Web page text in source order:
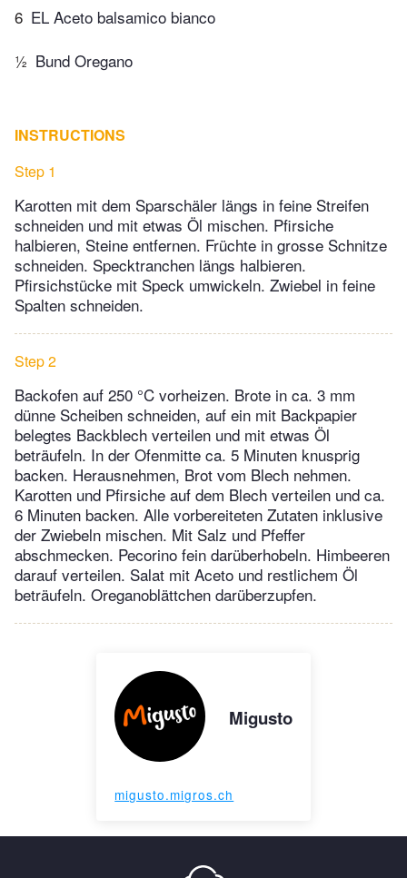
6 EL Aceto balsamico bianco
½ Bund Oregano
INSTRUCTIONS
Step 1
Karotten mit dem Sparschäler längs in feine Streifen
schneiden und mit etwas Öl mischen. Pfirsiche
halbieren, Steine entfernen. Früchte in grosse Schnitze
schneiden. Specktranchen längs halbieren.
Pfirsichstücke mit Speck umwickeln. Zwiebel in feine
Spalten schneiden.
Step 2
Backofen auf 250 °C vorheizen. Brote in ca. 3 mm
dünne Scheiben schneiden, auf ein mit Backpapier
belegtes Backblech verteilen und mit etwas Öl
beträufeln. In der Ofenmitte ca. 5 Minuten knusprig
backen. Herausnehmen, Brot vom Blech nehmen.
Karotten und Pfirsiche auf dem Blech verteilen und ca.
6 Minuten backen. Alle vorbereiteten Zutaten inklusive
der Zwiebeln mischen. Mit Salz und Pfeffer
abschmecken. Pecorino fein darüberhobeln. Himbeeren
darauf verteilen. Salat mit Aceto und restlichem Öl
beträufeln. Oreganoblättchen darüberzupfen.
Migusto
migusto.migros.ch